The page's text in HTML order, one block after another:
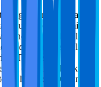
gane tranquilidad y
a punto del alojamiento
manual de la
de anuncios, y la
También
el check-in/check-out,
de la calidad. Cuando